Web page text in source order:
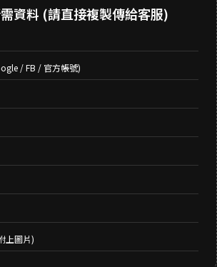
資料 (請直接複製傳給客服)
/ FB / 官方帳號)
上圖片)